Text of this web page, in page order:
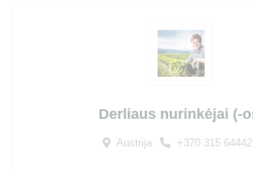
Derliaus nurinkėjai (-
Austrija +370 315 64442